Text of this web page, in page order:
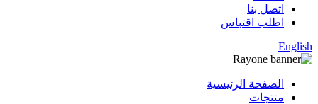
اتصل بنا
اطلب اقتباس
English
الصفحة الرئيسية
منتجات